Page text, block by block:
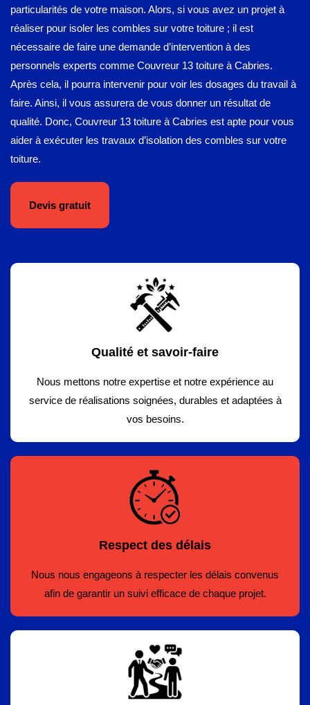
particularités de votre maison. Alors, si vous avez un projet à
réaliser pour isoler les combles sur votre toiture ; il est
nécessaire de faire une demande d’intervention à des
personnels experts comme Couvreur 13 toiture à Cabries.
Après cela, il pourra intervenir pour voir les dosages du travail à
faire. Ainsi, il vous assurera de vous donner un résultat de
qualité. Donc, Couvreur 13 toiture à Cabries est apte pour vous
aider à exécuter les travaux d’isolation des combles sur votre
toiture.
Devis gratuit
Qualité et savoir-faire
Nous mettons notre expertise et notre expérience au
service de réalisations soignées, durables et adaptées à
vos besoins.
Respect des délais
Nous nous engageons à respecter les délais convenus
afin de garantir un suivi efficace de chaque projet.